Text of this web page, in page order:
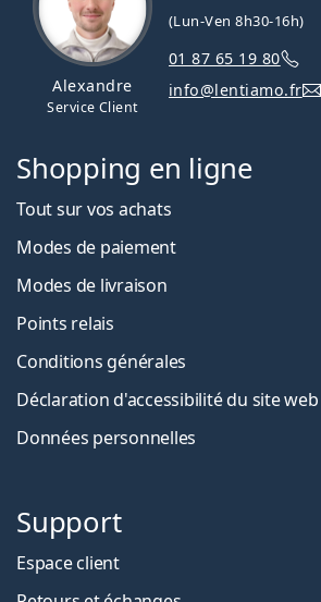
Alexandre
Service Client
(Lun-Ven 8h30-16h)
01 87 65 19 80
info@lentiamo.fr
Shopping en ligne
Tout sur vos achats
Modes de paiement
Modes de livraison
Points relais
Conditions générales
Déclaration d'accessibilité du site web
Données personnelles
Support
Espace client